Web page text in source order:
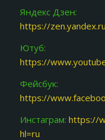
Яндекс Дзен:
https://
Ютуб:
https://
Фейсбук:
https://
Инстаграм: https://
hl=ru